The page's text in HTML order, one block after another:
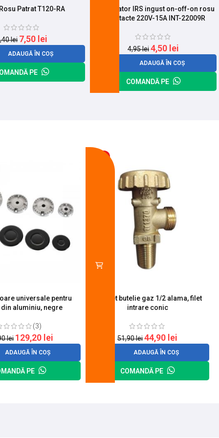
Patrat T120-RA
lei 7,50 lei
ADAUGĂ ÎN COȘ
PE
Intrerupator IRS ingust on-off-on rosu
3 contacte 220V-15A INT-22009R
4,95lei4,50 lei
ADAUGĂ ÎN COȘ
COMANDĂ PE
universale pentru
aluminiu, negre
(3)
lei 129,20 lei
ADAUGĂ ÎN COȘ
PE
Robinet butelie gaz 1/2 alama, filet
intrare conic
51,90lei44,90 lei
ADAUGĂ ÎN COȘ
COMANDĂ PE